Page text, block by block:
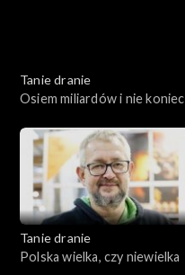
Tanie dranie
Osiem miliardów i nie koniec
Tanie dranie
Polska wielka, czy niewielka